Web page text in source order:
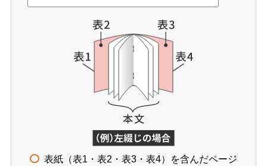
表紙（表1・表2・表3・表4）を含んだページ